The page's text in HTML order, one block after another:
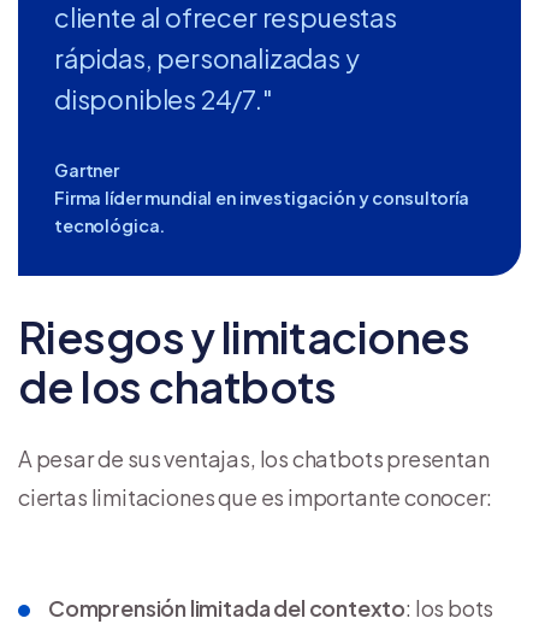
cliente al ofrecer respuestas
rápidas, personalizadas y
disponibles 24/7."
Gartner
Firma líder mundial en investigación y consultoría
tecnológica.
Riesgos y limitaciones
de los chatbots
A pesar de sus ventajas, los chatbots presentan
ciertas limitaciones que es importante conocer:
Comprensión limitada del contexto: los bots